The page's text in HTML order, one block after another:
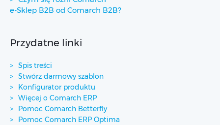
e-Sklep B2B od Comarch B2B?
Przydatne linki
Spis treści
Stwórz darmowy szablon
Konfigurator produktu
Więcej o Comarch ERP
Pomoc Comarch Betterfly
Pomoc Comarch ERP Optima